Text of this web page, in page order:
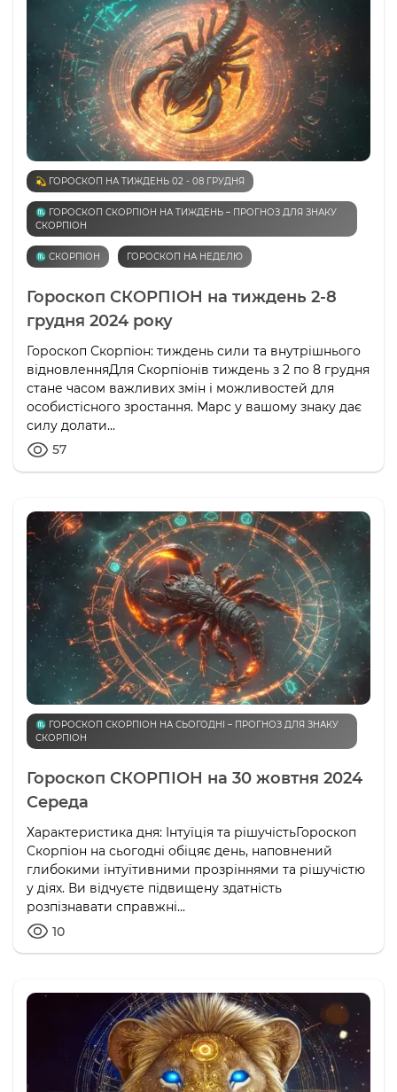
💫 ГОРОСКОП НА ТИЖДЕНЬ 02 - 08 ГРУДНЯ
♏️ ГОРОСКОП СКОРПІОН НА ТИЖДЕНЬ – ПРОГНОЗ ДЛЯ ЗНАКУ
СКОРПІОН
♏️ СКОРПІОН ГОРОСКОП НА НЕДЕЛЮ
Гороскоп СКОРПІОН на тиждень 2-8
грудня 2024 року
Гороскоп Скорпіон: тиждень сили та внутрішнього
відновленняДля Скорпіонів тиждень з 2 по 8 грудня
стане часом важливих змін і можливостей для
особистісного зростання. Марс у вашому знаку дає
силу долати...
57
♏️ ГОРОСКОП СКОРПІОН НА СЬОГОДНІ – ПРОГНОЗ ДЛЯ ЗНАКУ
СКОРПІОН
Гороскоп СКОРПІОН на 30 жовтня 2024
Середа
Характеристика дня: Інтуїція та рішучістьГороскоп
Скорпіон на сьогодні обіцяє день, наповнений
глибокими інтуїтивними прозріннями та рішучістю
у діях. Ви відчуєте підвищену здатність
розпізнавати справжні...
10